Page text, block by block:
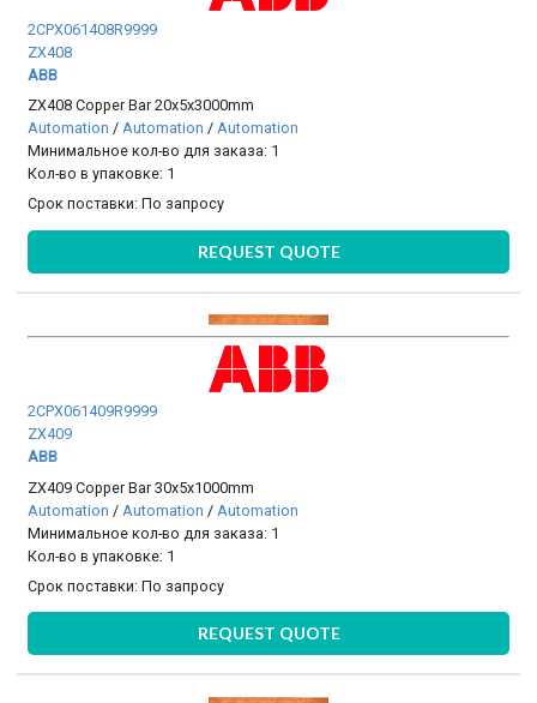
2CPX061408R9999
ZX408
ABB
ZX408 Copper Bar 20x5x3000mm
Automation /Automation /Automation
Минимальное кол-во для заказа: 1
Кол-во в упаковке: 1
Срок поставки:По запросу
REQUEST QUOTE
2CPX061409R9999
ZX409
ABB
ZX409 Copper Bar 30x5x1000mm
Automation / Automation / Automation
Минимальное кол-во для заказа: 1
Кол-во в упаковке: 1
Срок поставки:По запросу
REQUEST QUOTE